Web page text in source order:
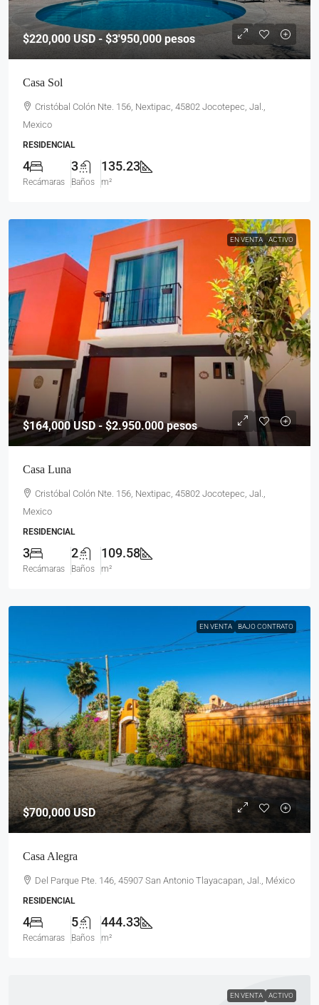
$220,000 USD - $3'950,000 pesos
Casa Sol
Cristóbal Colón Nte. 156, Nextipac, 45802 Jocotepec, Jal.,
Mexico
RESIDENCIAL
4
Recámaras
3
Baños
135.23
m²
EN VENTA ACTIVO
$164,000USD - $2.950.000 pesos
Casa Luna
Cristóbal Colón Nte. 156, Nextipac, 45802 Jocotepec, Jal.,
Mexico
RESIDENCIAL
3
Recámaras
2
Baños
109.58
m²
EN VENTA BAJO CONTRATO
$700,000USD
Casa Alegra
Del Parque Pte. 146, 45907 San Antonio Tlayacapan, Jal., México
RESIDENCIAL
4
Recámaras
5
Baños
444.33
m²
EN VENTA ACTIVO